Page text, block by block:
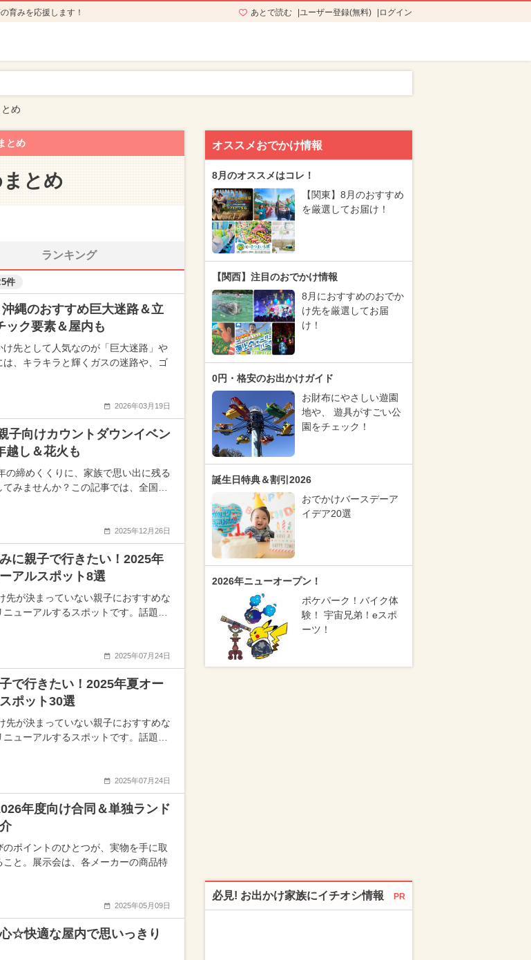
育みを応援します！ あとで読む ユーザー登録(無料) ログイン
め
とめ
とめ
ランキング
件
沖縄のおすすめ巨大迷路＆立
ック要素＆屋内も
先として人気なのが「巨大迷路」や
は、キラキラと輝くガスの迷路や、ゴ
2026年03月19日
子向けカウントダウンイベン
越し＆花火も
の締めくくりに、家族で思い出に残る
てみませんか？この記事では、全国…
2025年12月26日
に親子で行きたい！2025年
アルスポット8選
先が決まっていない親子におすすめな
ューアルするスポットです。話題…
2025年07月24日
で行きたい！2025年夏オー
ポット30選
先が決まっていない親子におすすめな
ューアルするスポットです。話題…
2025年07月24日
年度向け合同＆単独ランド
ポイントのひとつが、実物を手に取
と。展示会は、各メーカーの商品特
2025年05月09日
☆快適な屋内で思いっきり
オススメおでかけ情報
8月のオススメはコレ！
【関東】8月のおすすめ
を厳選してお届け！
【関西】注目のおでかけ情報
8月におすすめのおでか
け先を厳選してお届
け！
0円・格安のお出かけガイド
お財布にやさしい遊園
地や、 遊具がすごい公
園をチェック！
誕生日特典＆割引2026
おでかけバースデーア
イデア20選
2026年ニューオープン！
ポケパーク！バイク体
験！ 宇宙兄弟！eスポ
ーツ！
必見! お出かけ家族にイチオシ情報 PR